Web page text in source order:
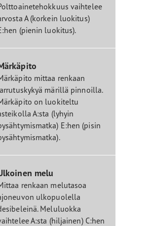
vaihtelee
A (korkein luokitus)
(pienin luokitus).
mittaa renkaan
märillä pinnoilla.
on luokiteltu
A:sta (lyhyin
E:hen (pisin
melu
renkaan melutasoa
ulkopuolella
Meluluokka
A:sta (hiljainen) C:hen